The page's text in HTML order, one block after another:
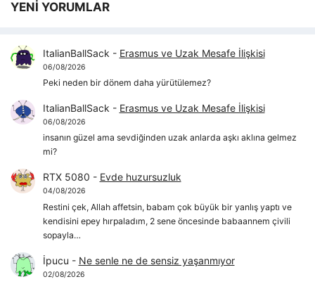
YENİ YORUMLAR
ItalianBallSack - Erasmus ve Uzak Mesafe İlişkisi
06/08/2026
Peki neden bir dönem daha yürütülemez?
ItalianBallSack - Erasmus ve Uzak Mesafe İlişkisi
06/08/2026
insanın güzel ama sevdiğinden uzak anlarda aşkı aklına gelmez
mi?
RTX 5080 - Evde huzursuzluk
04/08/2026
Restini çek, Allah affetsin, babam çok büyük bir yanlış yaptı ve
kendisini epey hırpaladım, 2 sene öncesinde babaannem çivili
sopayla…
İpucu - Ne senle ne de sensiz yaşanmıyor
02/08/2026